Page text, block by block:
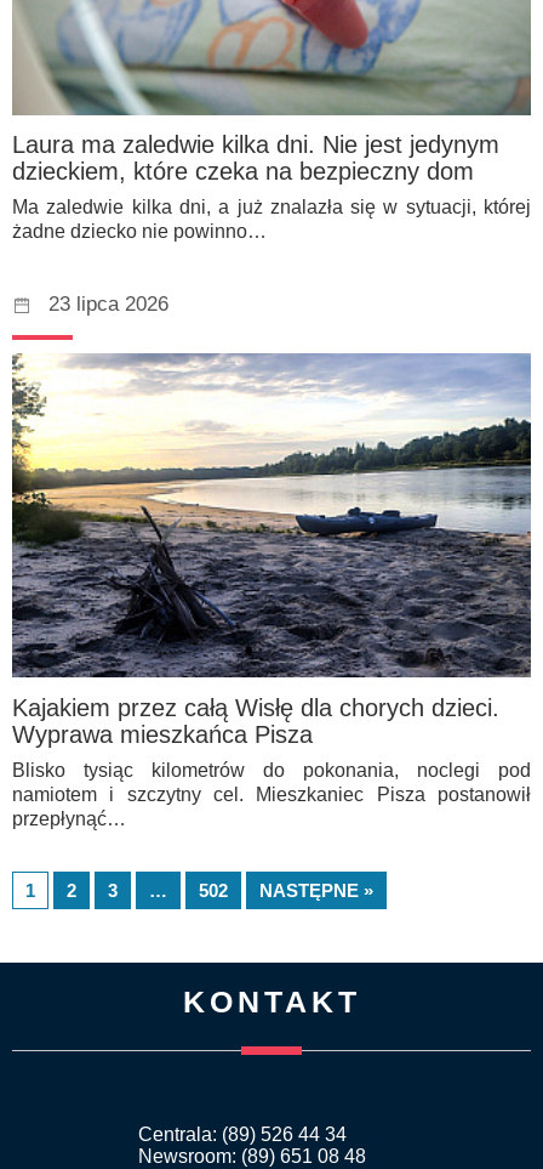
Laura ma zaledwie kilka dni. Nie jest jedynym
dzieckiem, które czeka na bezpieczny dom
Ma zaledwie kilka dni, a już znalazła się w sytuacji, której
żadne dziecko nie powinno…
23 lipca 2026
Kajakiem przez całą Wisłę dla chorych dzieci.
Wyprawa mieszkańca Pisza
Blisko tysiąc kilometrów do pokonania, noclegi pod
namiotem i szczytny cel. Mieszkaniec Pisza postanowił
przepłynąć…
1 2 3 … 502 NASTĘPNE »
KONTAKT
Centrala: (89) 526 44 34
Newsroom: (89) 651 08 48